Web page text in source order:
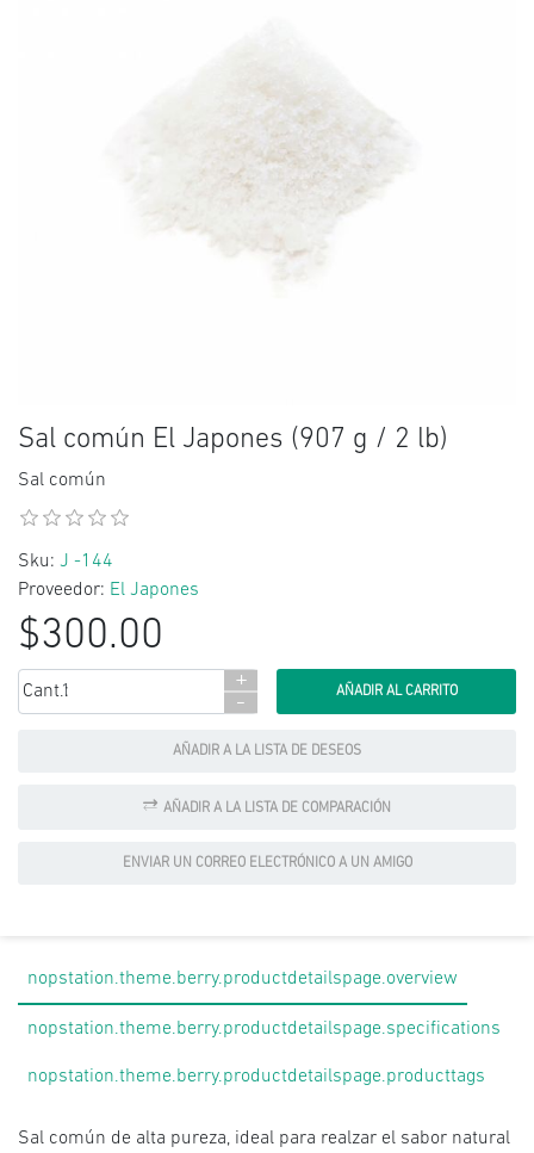
Sal común El Japones (907 g / 2 lb)
Sal común
Sku: J -144
Proveedor: El Japones
$300.00
Cant.:
+
-
AÑADIR A LA LISTA DE DESEOS
AÑADIR A LA LISTA DE COMPARACIÓN
ENVIAR UN CORREO ELECTRÓNICO A UN AMIGO
nopstation.theme.berry.productdetailspage.overview
nopstation.theme.berry.productdetailspage.specifications
nopstation.theme.berry.productdetailspage.producttags
Sal común de alta pureza, ideal para realzar el sabor natural